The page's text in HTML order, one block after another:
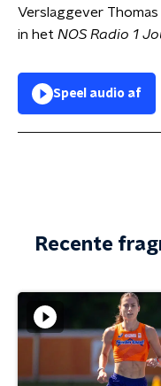
Verslaggever
in het NOS Radio 1
Speel audio af
Recente